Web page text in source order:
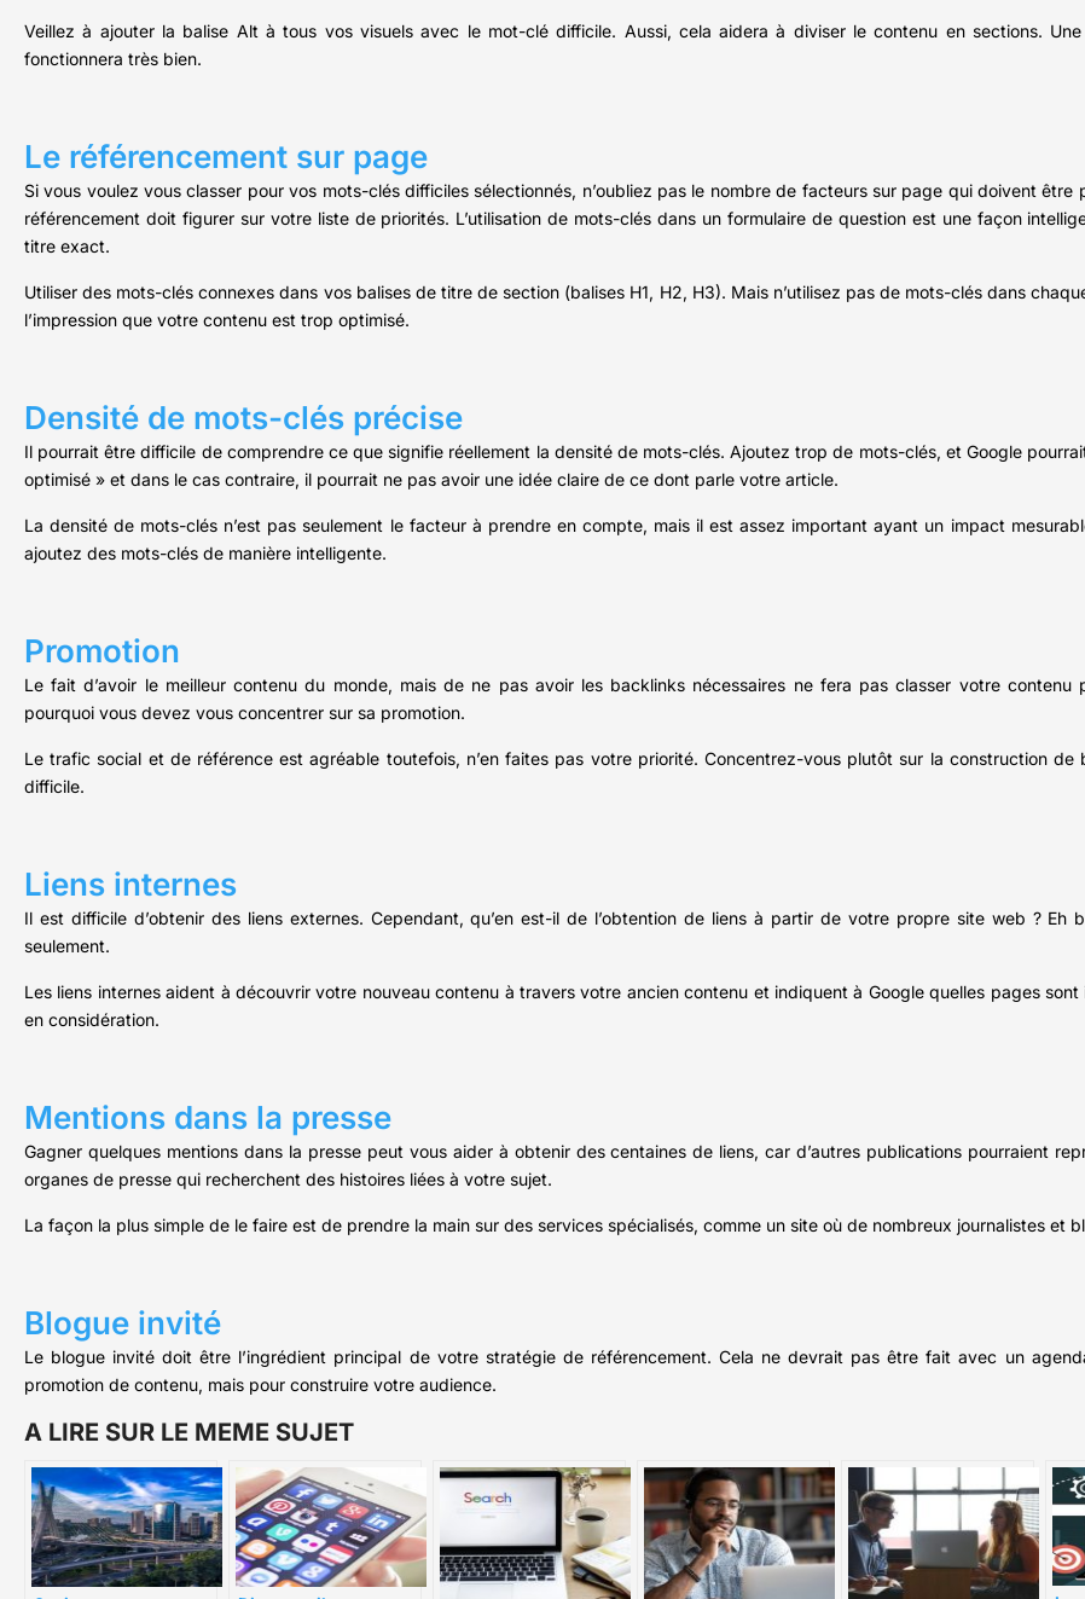
Veillez à ajouter la balise Alt à tous vos visuels avec le mot-clé difficile. Aussi, cela aidera à diviser le contenu en sections.
fonctionnera très bien.
Le référencement sur page
Si vous voulez vous classer pour vos mots-clés difficiles sélectionnés, n’oubliez pas le nombre de facteurs sur page qui doivent
référencement doit figurer sur votre liste de priorités. L’utilisation de mots-clés dans un formulaire de question est une façon
titre exact.
Utiliser des mots-clés connexes dans vos balises de titre de section (balises H1, H2, H3). Mais n’utilisez pas de mots-clés dans
l’impression que votre contenu est trop optimisé.
Densité de mots-clés précise
Il pourrait être difficile de comprendre ce que signifie réellement la densité de mots-clés. Ajoutez trop de mots-clés, et Google
optimisé » et dans le cas contraire, il pourrait ne pas avoir une idée claire de ce dont parle votre article.
La densité de mots-clés n’est pas seulement le facteur à prendre en compte, mais il est assez important ayant un impact
ajoutez des mots-clés de manière intelligente.
Promotion
Le fait d’avoir le meilleur contenu du monde, mais de ne pas avoir les backlinks nécessaires ne fera pas classer votre contenu
pourquoi vous devez vous concentrer sur sa promotion.
Le trafic social et de référence est agréable toutefois, n’en faites pas votre priorité. Concentrez-vous plutôt sur la construction
difficile.
Liens internes
Il est difficile d’obtenir des liens externes. Cependant, qu’en est-il de l’obtention de liens à partir de votre propre site web ? Eh
seulement.
Les liens internes aident à découvrir votre nouveau contenu à travers votre ancien contenu et indiquent à Google quelles pages
en considération.
Mentions dans la presse
Gagner quelques mentions dans la presse peut vous aider à obtenir des centaines de liens, car d’autres publications pourraient
organes de presse qui recherchent des histoires liées à votre sujet.
La façon la plus simple de le faire est de prendre la main sur des services spécialisés, comme un site où de nombreux journalistes et
Blogue invité
Le blogue invité doit être l’ingrédient principal de votre stratégie de référencement. Cela ne devrait pas être fait avec un
promotion de contenu, mais pour construire votre audience.
A LIRE SUR LE MEME SUJET